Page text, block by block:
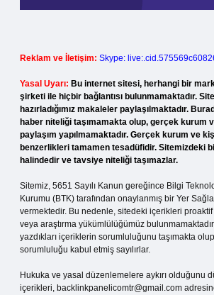
Reklam ve İletişim: Skype:
Yasal Uyarı: Bu internet sitesi, herhangi bir
şirketi ile hiçbir bağlantısı bulunmamaktadır.
hazırladığımız makaleler paylaşılmaktadır.
haber niteliği taşımamakta olup, gerçek kurum
paylaşım yapılmamaktadır. Gerçek kurum ve
benzerlikleri tamamen tesadüfidir. Sitemizdeki
halindedir ve tavsiye niteliği taşımazlar.
Sitemiz, 5651 Sayılı Kanun gereğince Bilgi
Kurumu (BTK) tarafından onaylanmış bir Yer
vermektedir. Bu nedenle, sitedeki içerikleri
veya araştırma yükümlülüğümüz
yazdıkları içeriklerin sorumluluğunu taşımakta
sorumluluğu kabul etmiş sayılırlar.
Hukuka ve yasal düzenlemelere aykırı olduğunu
içerikleri, backlinkpanelicomtr@gmail.com